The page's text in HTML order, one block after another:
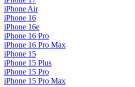
iPhone Air
iPhone 16
iPhone 16e
iPhone 16 Pro
iPhone 16 Pro Max
iPhone 15
iPhone 15 Plus
iPhone 15 Pro
iPhone 15 Pro Max